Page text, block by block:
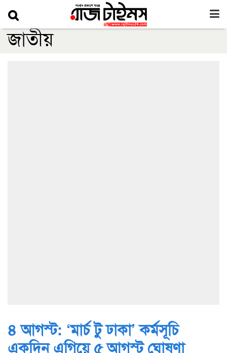
জাতীয়
৪ আগস্ট: ‘মার্চ টু ঢাকা’ কর্মসূচি
একদিন এগিয়ে ৫ আগস্ট ঘোষণা